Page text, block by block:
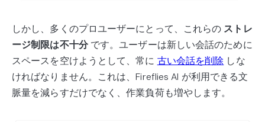
しかし、多くのプロユーザーにとって、これらの ストレ
ージ制限は不十分です。ユーザーは新しい会話のために
スペースを空けようとして、常に 古い会話を削除 しな
ければなりません。これは、Fireflies AI が利用できる文
脈量を減らすだけでなく、作業負荷も増やします。